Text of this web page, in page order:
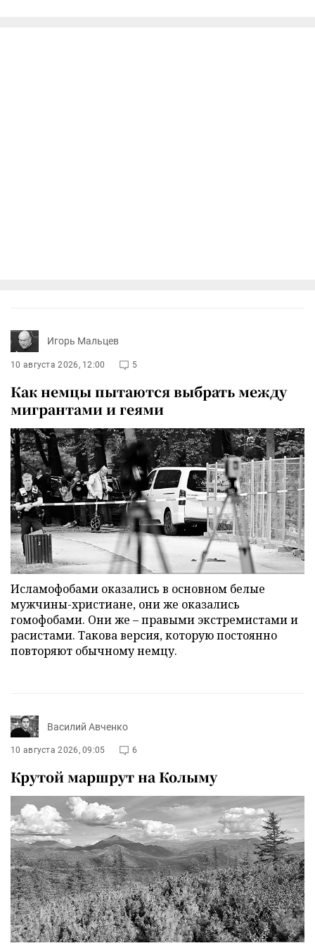
Игорь Мальцев
10 августа 2026, 12:00 5
Как немцы пытаются выбрать между
мигрантами и геями
Исламофобами оказались в основном белые
мужчины-христиане, они же оказались
гомофобами. Они же – правыми экстремистами и
расистами. Такова версия, которую постоянно
повторяют обычному немцу.
Василий Авченко
10 августа 2026, 09:05 6
Крутой маршрут на Колыму